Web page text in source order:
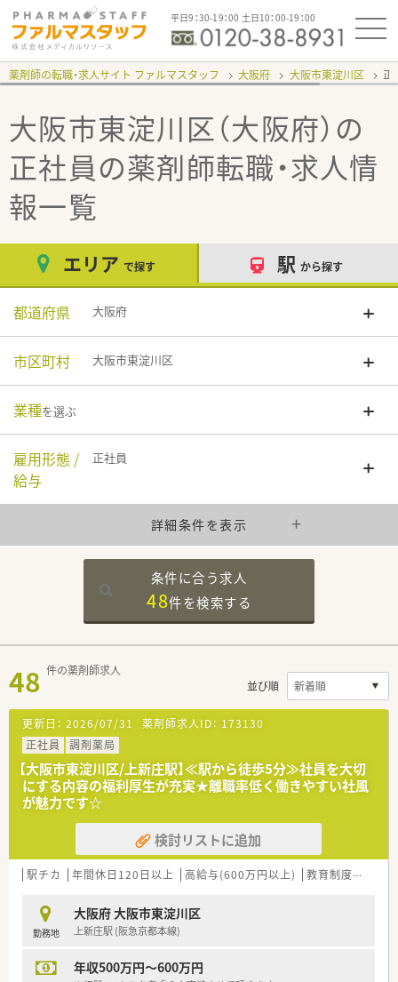
平日9：30-19：00 土日10：00-19：00
薬剤師の転職・求人サイト ファルマスタッフ 大阪府 大阪市東淀川区 正
大阪市東淀川区（大阪府）の
正社員の薬剤師転職・求人情
報一覧
エリア で探す 駅 から探す
都道府県 大阪府
市区町村 大阪市東淀川区
業種を選ぶ
雇用形態 /
給与
正社員
詳細条件を表示
条件に合う求人
48件を検索する
48 件の薬剤師求人
並び順
更新日： 2026/07/31 薬剤師求人ID： 173130
正社員
調剤薬局
【大阪市東淀川区/上新庄駅】≪駅から徒歩5分≫社員を大切
にする内容の福利厚生が充実★離職率低く働きやすい社風
が魅力です☆
検討リストに追加
駅チカ 年間休日120日以上 高給与(600万円以上) 教育制度あり
勤務地
大阪府 大阪市東淀川区
上新庄駅 (阪急京都本線)
年収500万円～600万円